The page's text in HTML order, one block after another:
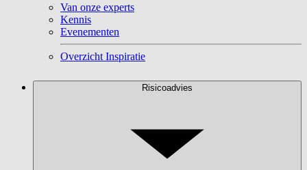
Van onze experts
Kennis
Evenementen
Overzicht Inspiratie
Risicoadvies